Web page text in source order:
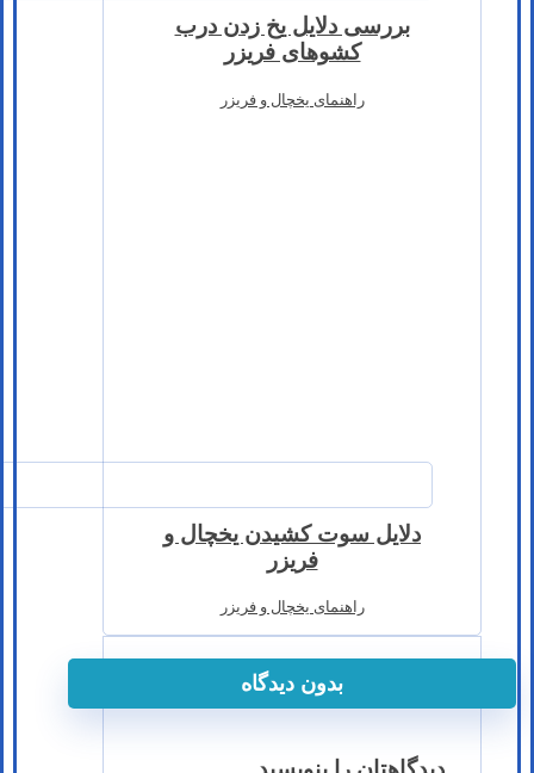
بررسی دلایل یخ زدن درب
کشوهای فریزر
راهنمای یخچال و فریزر
دلایل سوت کشیدن یخچال و
فریزر
راهنمای یخچال و فریزر
بدون دیدگاه